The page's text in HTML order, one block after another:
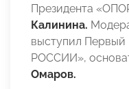
Президента
Калинина.
выступил
РОССИИ»,
Омаров.